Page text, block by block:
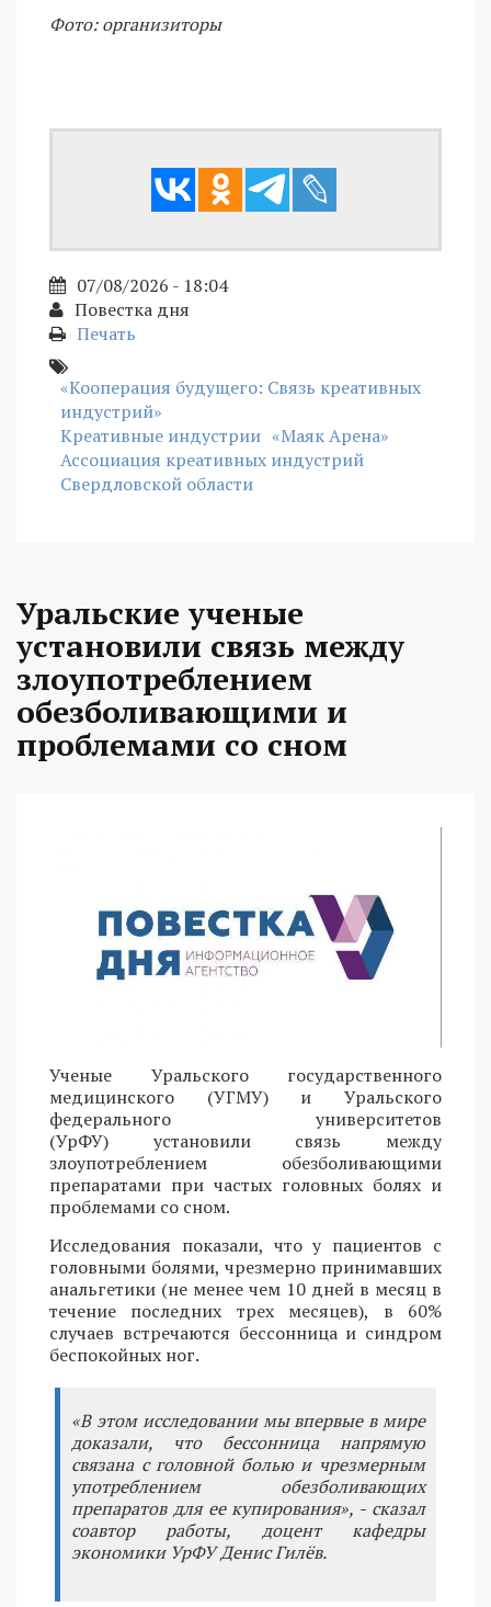
Фото: организиторы
07/08/2026 - 18:04
Повестка дня
Печать
«Кооперация будущего: Связь креативных
индустрий»
Креативные индустрии «Маяк Арена»
Ассоциация креативных индустрий
Свердловской области
Уральские ученые
установили связь между
злоупотреблением
обезболивающими и
проблемами со сном
Ученые Уральского государственного
медицинского (УГМУ) и Уральского
федерального университетов
(УрФУ) установили связь между
злоупотреблением обезболивающими
препаратами при частых головных болях и
проблемами со сном.
Исследования показали, что у пациентов с
головными болями, чрезмерно принимавших
анальгетики (не менее чем 10 дней в месяц в
течение последних трех месяцев), в 60%
случаев встречаются бессонница и синдром
беспокойных ног.
«В этом исследовании мы впервые в мире
доказали, что бессонница напрямую
связана с головной болью и чрезмерным
употреблением обезболивающих
препаратов для ее купирования», - сказал
соавтор работы, доцент кафедры
экономики УрФУ Денис Гилёв.